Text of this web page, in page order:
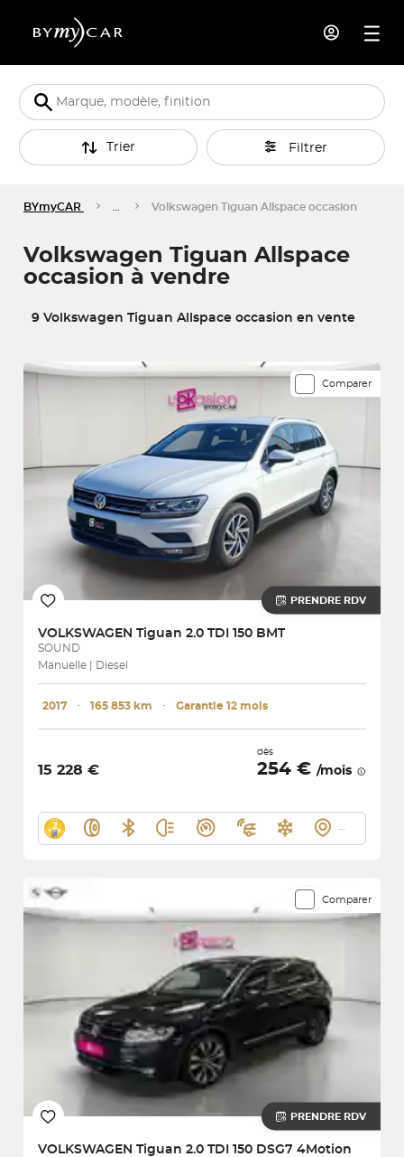
Trier Filtrer
BYmyCAR Volkswagen Tiguan Allspace occasion
Volkswagen Tiguan Allspace
occasion à vendre
9 Volkswagen Tiguan Allspace occasion en vente
9 véhicules correspondent à votre recherche
Comparer
PRENDRE RDV
VOLKSWAGEN Tiguan 2.0 TDI 150 BMT
SOUND
Manuelle | Diesel
2017 ･ 165 853 km ･ Garantie 12 mois
15 228 €
dès
254 € /mois
Comparer
PRENDRE RDV
VOLKSWAGEN Tiguan 2.0 TDI 150 DSG7 4Motion